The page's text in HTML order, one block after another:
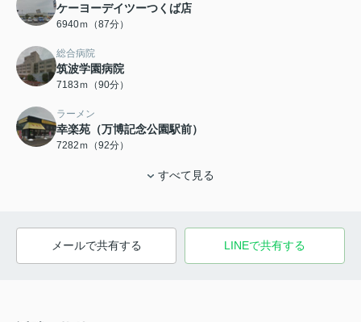
ケーヨーデイツーつくば店
6940ｍ（87分）
総合病院
筑波学園病院
7183ｍ（90分）
ラーメン
幸楽苑（万博記念公園駅前）
7282ｍ（92分）
すべて見る
メールで共有する LINEで共有する